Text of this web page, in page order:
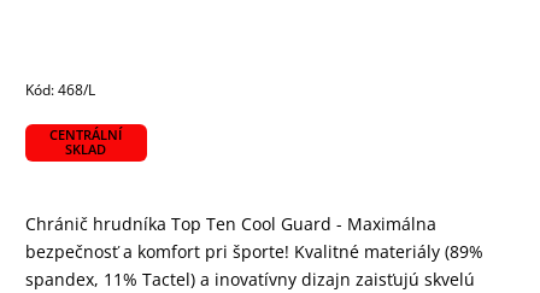
Kód:468/L
CENTRÁLNÍ
SKLAD
Chránič hrudníka Top Ten Cool Guard - Maximálna
bezpečnosť a komfort pri športe! Kvalitné materiály (89%
spandex, 11% Tactel) a inovatívny dizajn zaisťujú skvelú